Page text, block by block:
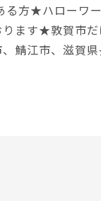
方★ハローワ
ます★敦賀市だ
鯖江市、滋賀